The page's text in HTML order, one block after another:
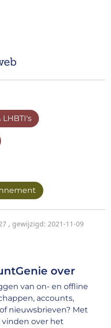
, gewijzigd: 2021-11-09
over
van on- en offline
accounts,
nieuwsbrieven? Met
vinden over het